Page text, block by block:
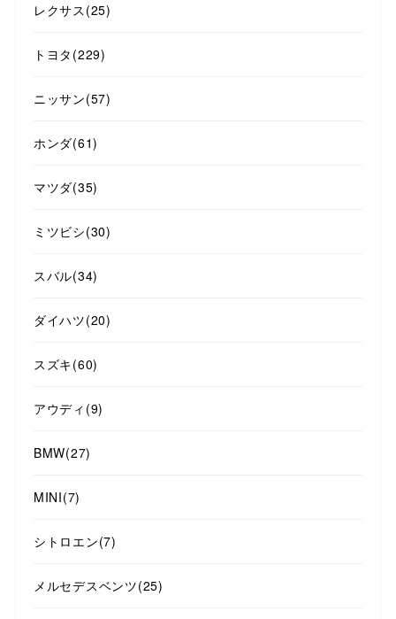
レクサス (25)
トヨタ (229)
ニッサン(57)
ホンダ(61)
マツダ(35)
ミツビシ(30)
スバル(34)
ダイハツ(20)
スズキ(60)
アウディ (9)
BMW(27)
MINI(7)
シトロエン(7)
メルセデスベンツ(25)